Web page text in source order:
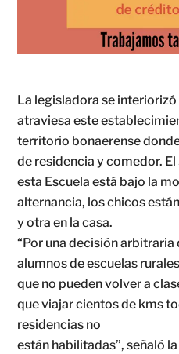
La legisladora se
atraviesa este
territorio bonaerense
de residencia y comedor.
esta Escuela está bajo la
alternancia, los chicos
y otra en la casa.
“Por una decisión arbitraria
alumnos de escuelas
que no pueden volver a
que viajar cientos de kms
residencias no
están habilitadas”, señaló